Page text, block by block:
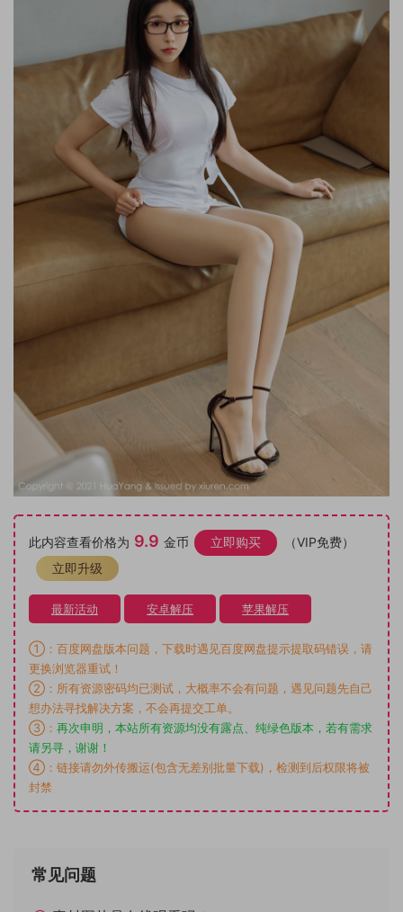
此内容查看价格为 9.9 金币 立即购买
（VIP免费）
立即升级
最新活动 安卓解压 苹果解压
①：百度网盘版本问题，下载时遇见百度网盘提示提取码错误，请
更换浏览器重试！
②：所有资源密码均已测试，大概率不会有问题，遇见问题先自己
想办法寻找解决方案，不会再提交工单。
③： 再次申明，本站所有资源均没有露点、纯绿色版本，若有需求
请另寻，谢谢！
④：链接请勿外传搬运(包含无差别批量下载)，检测到后权限将被
封禁
常见问题